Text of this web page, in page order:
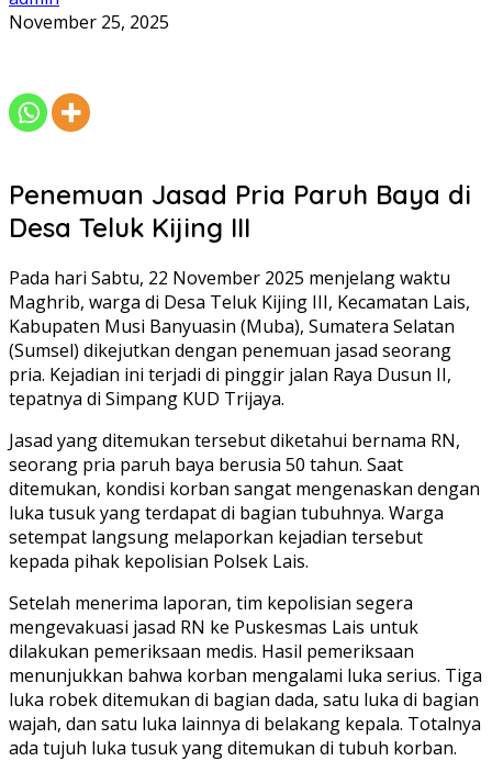
November 25, 2025
Penemuan Jasad Pria Paruh Baya di
Desa Teluk Kijing III
Pada hari Sabtu, 22 November 2025 menjelang waktu
Maghrib, warga di Desa Teluk Kijing III, Kecamatan Lais,
Kabupaten Musi Banyuasin (Muba), Sumatera Selatan
(Sumsel) dikejutkan dengan penemuan jasad seorang
pria. Kejadian ini terjadi di pinggir jalan Raya Dusun II,
tepatnya di Simpang KUD Trijaya.
Jasad yang ditemukan tersebut diketahui bernama RN,
seorang pria paruh baya berusia 50 tahun. Saat
ditemukan, kondisi korban sangat mengenaskan dengan
luka tusuk yang terdapat di bagian tubuhnya. Warga
setempat langsung melaporkan kejadian tersebut
kepada pihak kepolisian Polsek Lais.
Setelah menerima laporan, tim kepolisian segera
mengevakuasi jasad RN ke Puskesmas Lais untuk
dilakukan pemeriksaan medis. Hasil pemeriksaan
menunjukkan bahwa korban mengalami luka serius. Tiga
luka robek ditemukan di bagian dada, satu luka di bagian
wajah, dan satu luka lainnya di belakang kepala. Totalnya
ada tujuh luka tusuk yang ditemukan di tubuh korban.